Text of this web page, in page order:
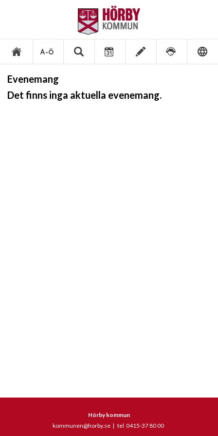
Evenemang
Det finns inga aktuella evenemang.
Hörby kommun
kommunen@horby.se| tel 0415-37 80 00